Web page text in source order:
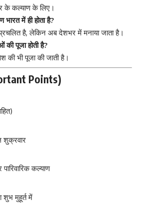
के कल्याण के लिए।
भारत में ही होता है?
है, लेकिन अब देशभर में मनाया जाता है।
पूजा होती है?
की भी पूजा की जाती है।
Points)
शुक्रवार
कल्याण
शुभ मुहूर्त में